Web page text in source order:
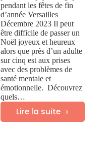
pendant les fêtes de fin
d’année Versailles
Décembre 2023 Il peut
être difficile de passer un
Noël joyeux et heureux
alors que près d’un adulte
sur cinq est aux prises
avec des problèmes de
santé mentale et
émotionnelle. Découvrez
quels…
Lire la suite